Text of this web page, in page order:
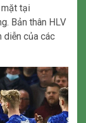
tại
Bản thân HLV
diễn của các